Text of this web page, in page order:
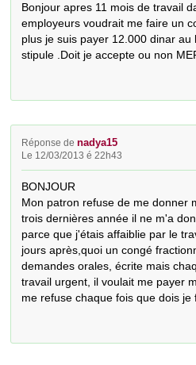
Bonjour apres 11 mois de travail
employeurs voudrait me faire un
plus je suis payer 12.000 dinar
stipule .Doit je accepte ou non
Réponse denadya15
Le 12/03/2013 é 22h43
BONJOUR
Mon patron refuse de me donner
trois dernières année il ne m'a
parce que j'étais affaiblie par le
jours après,quoi un congé
demandes orales, écrite mais
travail urgent, il voulait me payer
me refuse chaque fois que dois je